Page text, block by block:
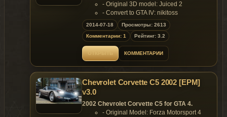
- Original 3D model: Juiced 2
- Convert to GTA IV: nikitoss
Features of model:
- Quality model with detailed engine,
suspension, bottom, interior and trunk;
- Support for all main functions of the
game;
- Own LOD1, LOD2 and COL's;
- Quality dirt;
- Working retractable headlights (use
Replaces: any car
2014-07-18
Просмотры: 2613
Комментарии: 1
Рейтинг: 3.2
ОТКРЫТЬ КОММЕНТАРИИ
Chevrolet Corvette C5 2002 [EPM]
v3.0
2002 Chevrolet Corvette C5 for GTA 4.
- Original Model: Forza Motorsport 4